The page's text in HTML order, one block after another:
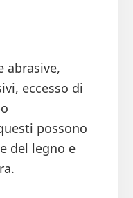
abrasive,
eccesso di
possono
del legno e